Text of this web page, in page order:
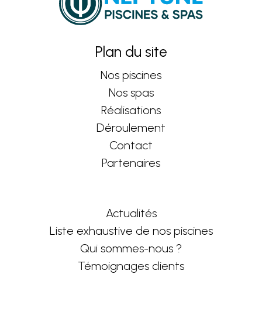
Plan du site
Nos piscines
Nos spas
Réalisations
Déroulement
Contact
Partenaires
Actualités
Liste exhaustive de nos piscines
Qui sommes-nous ?
Témoignages clients